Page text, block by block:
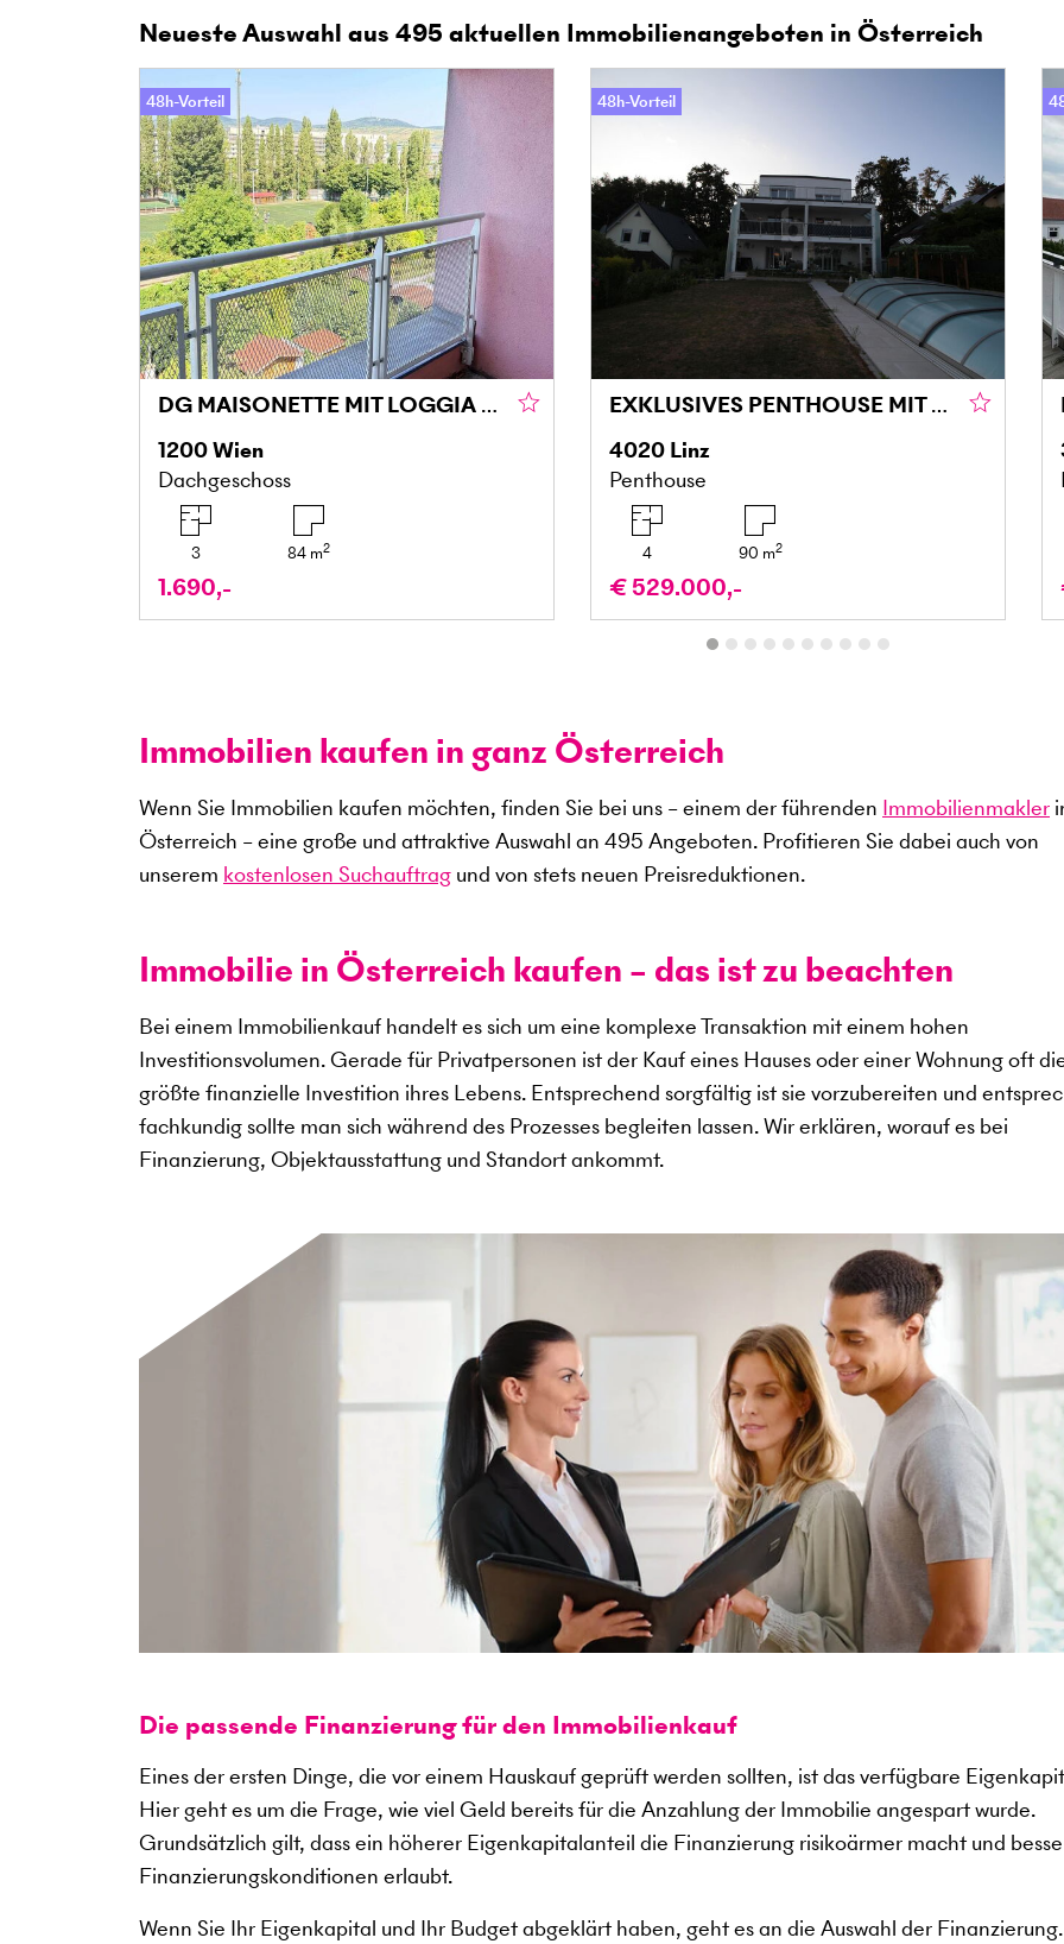
Neueste Auswahl aus 495 aktuellen Immobilienangeboten in Österreich
48h-Vorteil
DG MAISONETTE MIT LOGGIA UND GRÜNBLICK IN DONAU NÄHE
1200Wien
Dachgeschoss
3 84 m2
1.690,-
48h-Vorteil
EXKLUSIVES PENTHOUSE MIT GROSSZÜGIGER DACHTERRASSE IN LINZ
4020 Linz
Penthouse
4 90 m2
€ 529.000,-
Immobilien kaufen in ganz Österreich
Wenn Sie Immobilien kaufen möchten, finden Sie bei uns – einem der führenden Immobilienmakler
Österreich – eine große und attraktive Auswahl an 495 Angeboten. Profitieren Sie dabei auch von
unserem kostenlosen Suchauftrag und von stets neuen Preisreduktionen.
Immobilie in Österreich kaufen – das ist zu beachten
Bei einem Immobilienkauf handelt es sich um eine komplexe Transaktion mit einem hohen
Investitionsvolumen. Gerade für Privatpersonen ist der Kauf eines Hauses oder einer Wohnung oft
größte finanzielle Investition ihres Lebens. Entsprechend sorgfältig ist sie vorzubereiten und
fachkundig sollte man sich während des Prozesses begleiten lassen. Wir erklären, worauf es bei
Finanzierung, Objektausstattung und Standort ankommt.
Die passende Finanzierung für den Immobilienkauf
Eines der ersten Dinge, die vor einem Hauskauf geprüft werden sollten, ist das verfügbare
Hier geht es um die Frage, wie viel Geld bereits für die Anzahlung der Immobilie angespart wurde.
Grundsätzlich gilt, dass ein höherer Eigenkapitalanteil die Finanzierung risikoärmer macht und
Finanzierungskonditionen erlaubt.
Wenn Sie Ihr Eigenkapital und Ihr Budget abgeklärt haben, geht es an die Auswahl der